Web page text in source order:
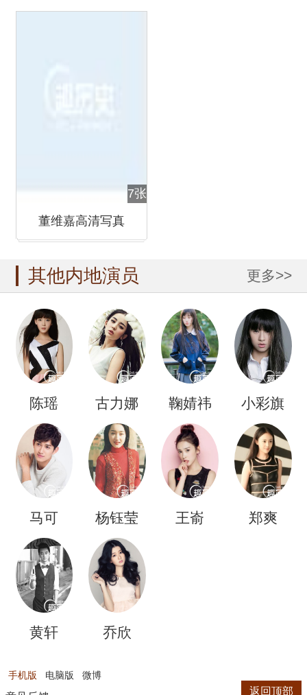
7张
董维嘉高清写真
其他内地演员 更多>>
陈瑶 古力娜
扎
鞠婧祎 小彩旗
马可 杨钰莹 王嵛 郑爽
黄轩 乔欣
手机版 电脑版 微博
返回顶部